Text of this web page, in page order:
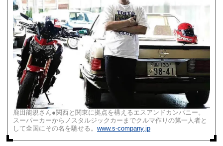
鹿田能規さん●関西と関東に拠点を構えるエスアンドカンパニー。
スーパーカーからノスタルジックカーまでクルマ作りの第一人者と
して全国にその名を馳せる。 www.s-company.jp